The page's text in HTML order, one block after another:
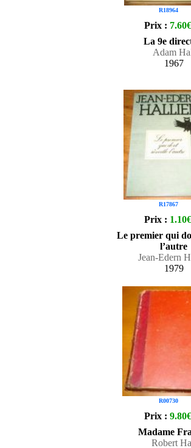
R18964
Prix : 7.60€
La 9e
Adam
1967
R17867
Prix : 1.10€
Le premier qui
l’autre
Jean-Edern
1979
R00730
Prix : 9.80€
Madame
Robert